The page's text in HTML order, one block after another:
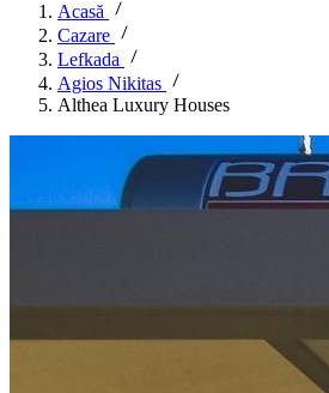
Acasă
Cazare
Lefkada
Agios Nikitas
Althea Luxury Houses